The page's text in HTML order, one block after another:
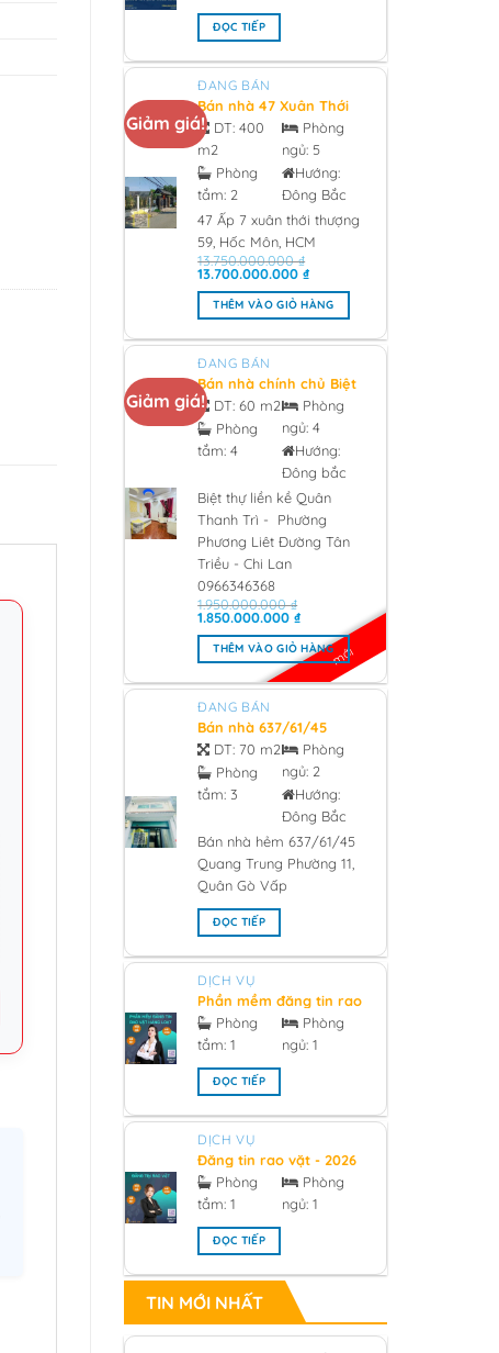
ĐỌC TIẾP
Giảm giá!
ĐANG BÁN
Bán nhà 47 Xuân Thới
Thượng 59, Hóc Môn
0933473981 Giá 13 tỷ -
2026
DT:400
m2
Phòng
tắm: 2
Phòng
ngủ: 5
Hướng:
Đông Bắc
47 Ấp 7 xuân thới thượng
59, Hốc Môn, HCM
13.750.000.000₫
Giá
là:
13.750.000.000 ₫.
13.700.000.000₫Giá
tại
là:
13.700.000.000 ₫.
THÊM VÀO GIỎ HÀNG
Giảm giá!
ĐANG BÁN
Bán nhà chính chủ Biệt
thự liền kề Quân Thanh
Trì – Phường Phương
Liêt Đường Tân Triều –
Chi Lan 0966346368 -
DT:60 m2
Phòng
tắm:4
Phòng
ngủ: 4
Hướng:
Đông bắc
Biệt thự liền kề Quân
Thanh Trì - Phường
Phương Liêt Đường Tân
Triều - Chi Lan
0966346368
mới
1.950.000.000₫
Giá
là:
1.950.000.000 ₫.
1.850.000.000₫Giá
tại
là:
1.850.000.000 ₫.
THÊM VÀO GIỎ HÀNG
ĐANG BÁN
Bán nhà 637/61/45
Quang Trung Phường
11, Quân Gò Vấp 3 tỷ
850 - 2026
DT: 70 m2
Phòng
tắm:3
Phòng
ngủ: 2
Hướng:
Đông Bắc
Bán nhà hẻm 637/61/45
Quang Trung Phường 11,
Quân Gò Vấp
ĐỌC TIẾP
DỊCH VỤ
Phần mềm đăng tin rao
vặt hàng loạt 2026
Phòng
tắm:1
Phòng
ngủ: 1
ĐỌC TIẾP
DỊCH VỤ
Đăng tin rao vặt - 2026
Phòng
tắm:1
Phòng
ngủ: 1
ĐỌC TIẾP
TIN MỚI NHẤT